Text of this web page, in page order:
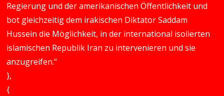
Regierung und der amerikanischen Öffentlichkeit und
bot gleichzeitig dem irakischen Diktator Saddam
Hussein die Möglichkeit, in der international isolierten
islamischen Republik Iran zu intervenieren und sie
anzugreifen.“
},
{